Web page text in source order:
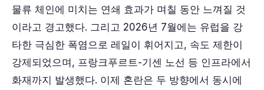
물류 체인에 미치는 연쇄 효과가 며칠 동안 느껴질 것
이라고 경고했다. 그리고 2026년 7월에는 유럽을 강
타한 극심한 폭염으로 레일이 휘어지고, 속도 제한이
강제되었으며, 프랑크푸르트-기센 노선 등 인프라에서
화재까지 발생했다. 이제 혼란은 두 방향에서 동시에